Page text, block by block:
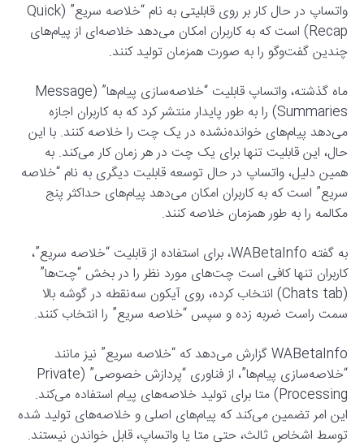
واتساپ در حال کار بر روی قابلیتی به نام “خلاصه سریع” (Quick
Recap) است که به کاربران امکان می‌دهد خلاصه‌ای از پیام‌های
چندین گفت‌وگو را به صورت همزمان تولید کنند.
ماه گذشته، واتساپ قابلیت “خلاصه‌سازی پیام‌ها” (Message
Summaries) را به طور پایدار منتشر کرد که به کاربران اجازه
می‌دهد پیام‌های خوانده‌نشده در یک چت را خلاصه کنند. با این
حال، این قابلیت تنها برای یک چت در هر زمان کار می‌کند. به
همین دلیل، واتساپ در حال توسعه قابلیت دیگری به نام “خلاصه
سریع” است که به کاربران امکان می‌دهد پیام‌های حداکثر پنج
مکالمه را به طور همزمان خلاصه کنند.
به گفته WABetaInfo، برای استفاده از قابلیت “خلاصه سریع”،
کاربران تنها کافی است چت‌های مورد نظر را در بخش “چت‌ها”
(Chats tab) انتخاب کرده، روی آیکون سه‌نقطه در گوشه بالا
سمت راست ضربه زده و سپس “خلاصه سریع” را انتخاب کنند.
WABetaInfo گزارش می‌دهد که “خلاصه سریع” نیز مانند
“خلاصه‌سازی پیام‌ها”، از فناوری “پردازش خصوصی” (Private
Processing) متا برای تولید خلاصه‌های پیام استفاده می‌کند.
این امر تضمین می‌کند که پیام‌های اصلی و خلاصه‌های تولید شده
توسط اشخاص ثالث، حتی متا یا واتساپ، قابل خواندن نیستند.